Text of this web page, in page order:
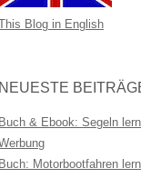
Blog in English
NEUESTE
Buch & Ebook: Segeln
Buch: Motorbootfahren